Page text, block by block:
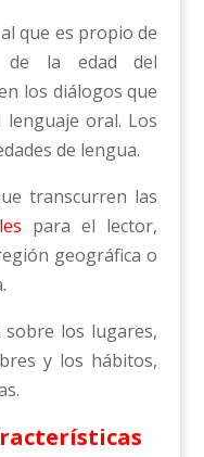
que es propio de
de la edad del
los diálogos que
lenguaje oral. Los
de lengua.
transcurren las
para el lector,
geográfica o
sobre los lugares,
y los hábitos,